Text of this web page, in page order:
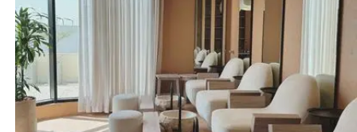
أفضل لون اومبريه في الرياض
أفضل لون اومبريه في الرياض